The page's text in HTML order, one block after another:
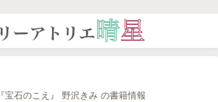
『宝石のこえ』 野沢きみ の書籍情報